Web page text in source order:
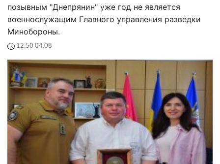
позывным "Днепрянин" уже год не является
военнослужащим Главного управления разведки
Минобороны.
12:50 04.08